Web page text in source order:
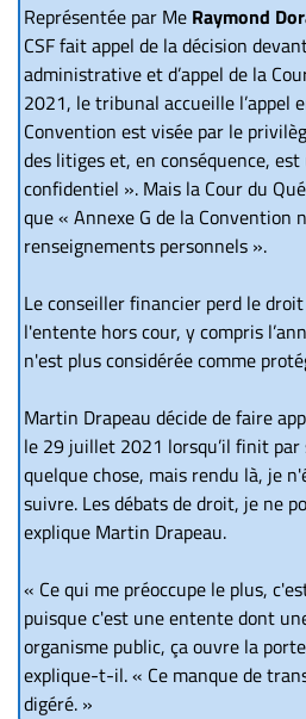
Représentée par Me Raymond
CSF fait appel de la décision
administrative et d’appel de la
2021, le tribunal accueille l’appel
Convention est visée par le
des litiges et, en conséquence,
confidentiel ». Mais la Cour du
que « Annexe G de la Convention
renseignements personnels ».
Le conseiller financier perd le
l'entente hors cour, y compris
n'est plus considérée comme
Martin Drapeau décide de faire
le 29 juillet 2021 lorsqu’il finit par
quelque chose, mais rendu là, je
suivre. Les débats de droit, je ne
explique Martin Drapeau.
« Ce qui me préoccupe le plus,
puisque c'est une entente dont
organisme public, ça ouvre la
explique-t-il. « Ce manque de
digéré. »